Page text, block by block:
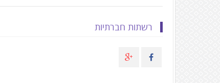
רשתות חברתיות